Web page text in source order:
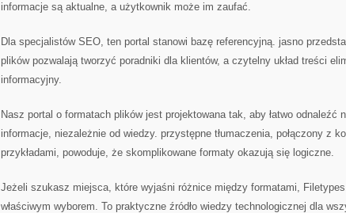
informacje są aktualne, a użytkownik może im zaufać.
Dla specjalistów SEO, ten portal stanowi bazę referencyjną. jasno
plików pozwalają tworzyć poradniki dla klientów, a czytelny układ treści
informacyjny.
Nasz portal o formatach plików jest projektowana tak, aby łatwo odnaleźć
informacje, niezależnie od wiedzy. przystępne tłumaczenia, połączony z
przykładami, powoduje, że skomplikowane formaty okazują się logiczne.
Jeżeli szukasz miejsca, które wyjaśni różnice między formatami,
właściwym wyborem. To praktyczne źródło wiedzy technologicznej dla